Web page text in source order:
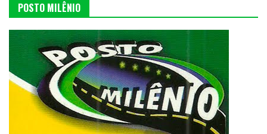
POSTO MILÊNIO